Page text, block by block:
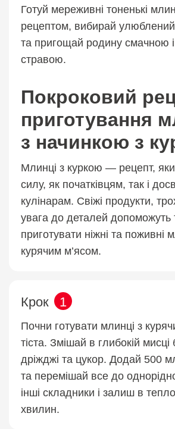
Готуй мереживні тоненькі
рецептом, вибирай
та пригощай родину смачною
стравою.
Покроковий
приготування
з начинкою з
Млинці з куркою — рецепт,
силу, як початківцям, так і
кулінарам. Свіжі продукти,
увага до деталей допоможуть
приготувати ніжні та поживні
курячим м’ясом.
Крок 1
Почни готувати млинці з
тіста. Змішай в глибокій
дріжджі та цукор. Додай 500
та перемішай все до
інші складники і залиш в
хвилин.